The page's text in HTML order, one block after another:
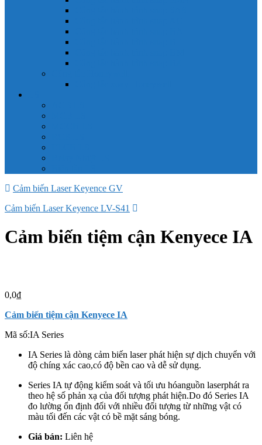
Cảm biến Laser Keyence GV
Cảm biến Laser Keyence LV-S41
Cảm biến tiệm cận Kenyece IA
0,0₫
Cảm biến tiệm cận Kenyece IA
Mã số:IA Series
IA Series là dòng cảm biến laser phát hiện sự dịch chuyển với
độ chíng xác cao,có độ bền cao và dễ sử dụng.
Series IA tự động kiểm soát và tối ưu hóanguồn laserphát ra
theo hệ số phản xạ của đối tượng phát hiện.Do đó Series IA
đo lường ổn định đối với nhiều đối tượng từ những vật có
màu tối đến các vật có bề mặt sáng bóng.
Giá bán: Liên hệ